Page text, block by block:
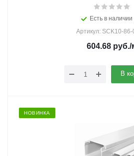
Есть в наличии
Артикул: SCK10-86-
604.68 руб./
В
НОВИНКА